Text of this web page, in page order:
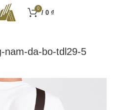
0
/ 0 ₫
nam-da-bo-tdl29-5